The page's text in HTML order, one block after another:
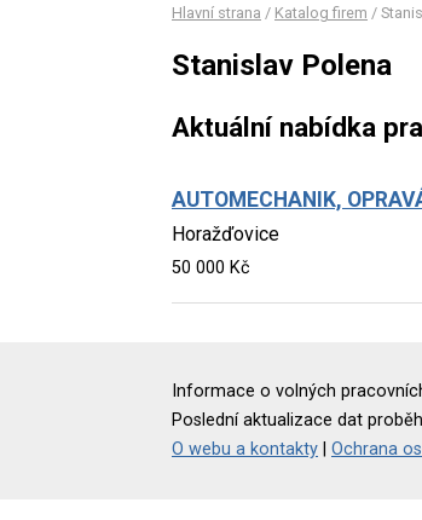
Hlavní strana / Katalog firem /
Stanislav Polena
Aktuální nabídka
AUTOMECHANIK,
Horažďovice
50 000 Kč
Informace o volných
Poslední aktualizace dat
O webu a kontakty
Ochrana